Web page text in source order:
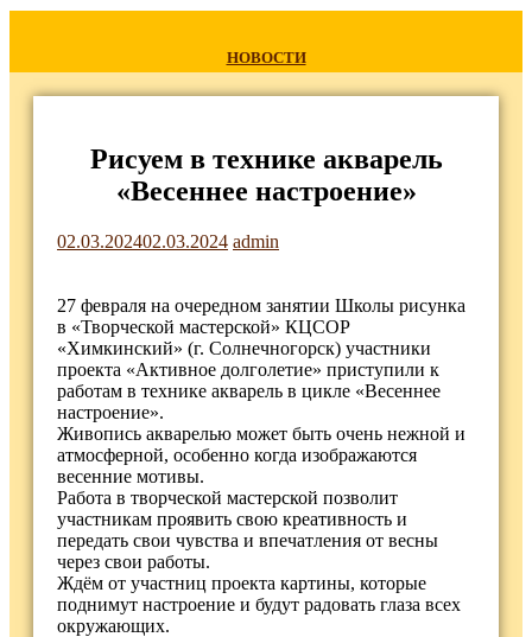
НОВОСТИ
Рисуем в технике акварель
«Весеннее настроение»
02.03.202402.03.2024 admin
27 февраля на очередном занятии Школы рисунка
в «Творческой мастерской» КЦСОР
«Химкинский» (г. Солнечногорск) участники
проекта «Активное долголетие» приступили к
работам в технике акварель в цикле «Весеннее
настроение».
Живопись акварелью может быть очень нежной и
атмосферной, особенно когда изображаются
весенние мотивы.
Работа в творческой мастерской позволит
участникам проявить свою креативность и
передать свои чувства и впечатления от весны
через свои работы.
Ждём от участниц проекта картины, которые
поднимут настроение и будут радовать глаза всех
окружающих.